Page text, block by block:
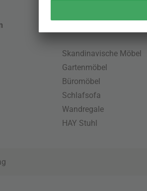
Skandinavische Möbel
Gartenmöbel
Büromöbel
Schlafsofa
Wandregale
HAY Stuhl